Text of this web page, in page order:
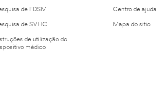
de FDSM
de SVHC
de utilização do
médico
Centro de ajuda
Mapa do sitio